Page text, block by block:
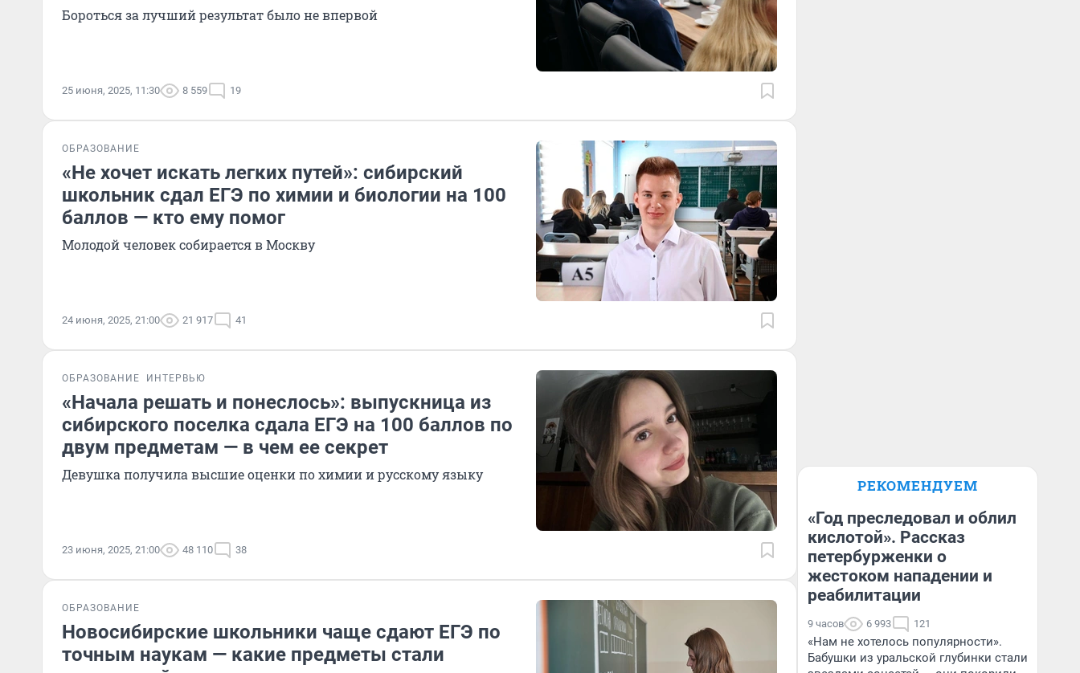
Бороться за лучший результат было не впервой
25 июня, 2025, 11:30 8 559 19
ОБРАЗОВАНИЕ
«Не хочет искать легких путей»: сибирский
школьник сдал ЕГЭ по химии и биологии на 100
баллов — кто ему помог
Молодой человек собирается в Москву
24 июня, 2025, 21:00 21 917 41
ОБРАЗОВАНИЕ ИНТЕРВЬЮ
«Начала решать и понеслось»: выпускница из
сибирского поселка сдала ЕГЭ на 100 баллов по
двум предметам — в чем ее секрет
Девушка получила высшие оценки по химии и русскому языку
23 июня, 2025, 21:00 48 110 38
ОБРАЗОВАНИЕ
Новосибирские школьники чаще сдают ЕГЭ по
точным наукам — какие предметы стали
РЕКОМЕНДУЕМ
«Год преследовал и облил
кислотой». Рассказ
петербурженки о
жестоком нападении и
реабилитации
9 часов 6 993 121
«Нам не хотелось популярности».
Бабушки из уральской глубинки стали